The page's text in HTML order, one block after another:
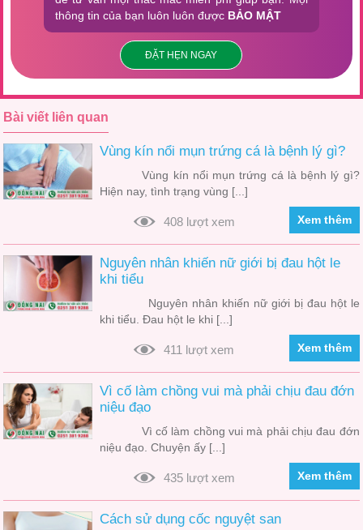
thông tin của bạn luôn luôn được BẢO MẬT
ĐẶT HẸN NGAY
Bài viết liên quan
Vùng kín nổi mụn trứng cá là bệnh lý gì?
Vùng kín nổi mụn trứng cá là bệnh lý gì?
Hiện nay, tình trạng vùng [...]
408 lượt xem Xem thêm
Nguyên nhân khiến nữ giới bị đau hột le
khi tiểu
Nguyên nhân khiến nữ giới bị đau hột le
khi tiểu. Đau hột le khi [...]
411 lượt xem Xem thêm
Vì cố làm chồng vui mà phải chịu đau đớn
niệu đạo
Vì cố làm chồng vui mà phải chịu đau đớn
niệu đạo. Chuyện ấy [...]
435 lượt xem Xem thêm
Cách sử dụng cốc nguyệt san